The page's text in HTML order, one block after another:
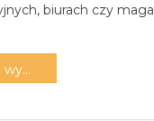
biurach czy